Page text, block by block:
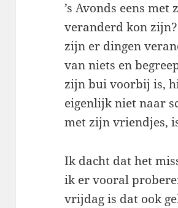
’s Avonds eens
veranderd kon
zijn er dingen
van niets en
zijn bui voorbij is,
eigenlijk niet naar
met zijn vriendjes,
Ik dacht dat het
ik er vooral
vrijdag is dat ook